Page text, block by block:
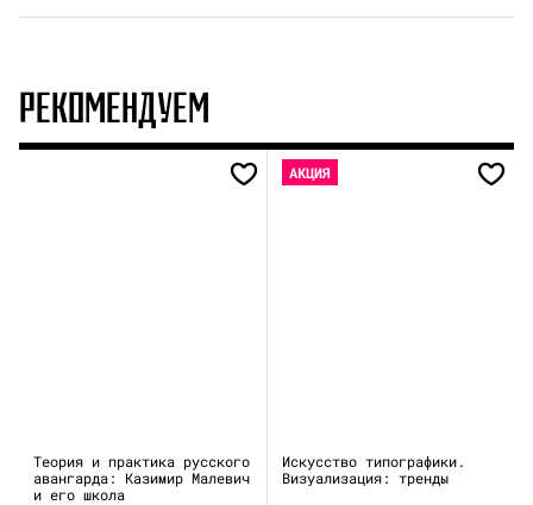
РЕКОМЕНДУЕМ
Теория и практика русского
авангарда: Казимир Малевич
и его школа
АКЦИЯ
Искусство типографики.
Визуализация: тренды